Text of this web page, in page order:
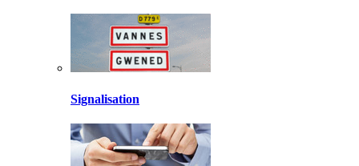
Signalisation